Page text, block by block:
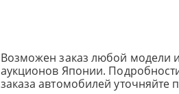
Возможен заказ любой модели
аукционов Японии.
заказа автомобилей уточняйте